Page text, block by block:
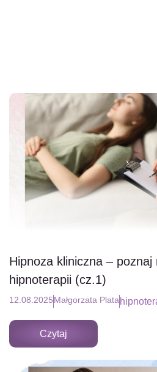
Hipnoza kliniczna – poznaj
hipnoterapii (cz.1)
12.08.2025Małgorzata Plata
Czytaj